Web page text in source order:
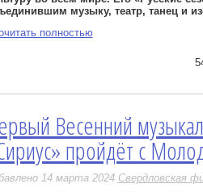
музыку, театр, танец и
полностью
Весенний
пройдёт с
14 марта 2024 Свердловская